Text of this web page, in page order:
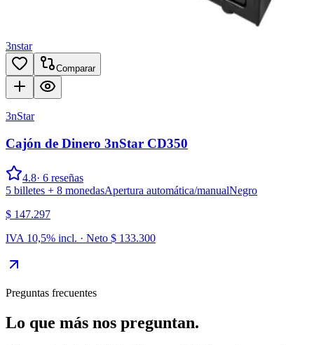
3nstar
Comparar
3nStar
Cajón de Dinero 3nStar CD350
4.8· 6 reseñas
5 billetes + 8 monedasApertura automática/manualNegro
$ 147.297
IVA 10,5% incl. · Neto $ 133.300
Preguntas frecuentes
Lo que más nos preguntan.